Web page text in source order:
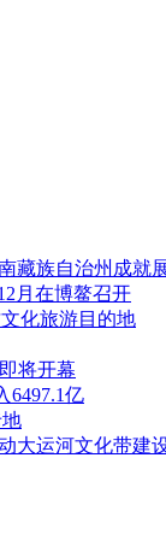
藏族自治州成就
月在博鳌召开
化旅游目的地
将开幕
6497.1亿
大运河文化带建